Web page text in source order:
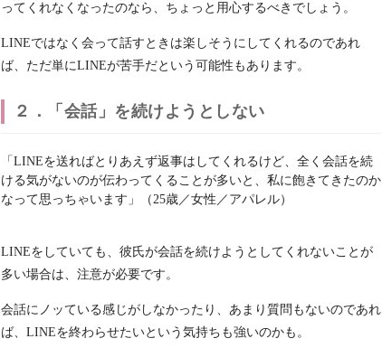
ってくれなくなったのなら、ちょっと用心するべきでしょう。
LINEではなく会って話すときは楽しそうにしてくれるのであれ
ば、ただ単にLINEが苦手だという可能性もあります。
２．「会話」を続けようとしない
「LINEを送ればとりあえず返事はしてくれるけど、全く会話を続
ける気がないのが伝わってくることが多いと、私に飽きてきたのか
なって思っちゃいます」（25歳／女性／アパレル）
LINEをしていても、彼氏が会話を続けようとしてくれないことが
多い場合は、注意が必要です。
会話にノッている感じがしなかったり、あまり質問もないのであれ
ば、LINEを終わらせたいという気持ちも強いのかも。